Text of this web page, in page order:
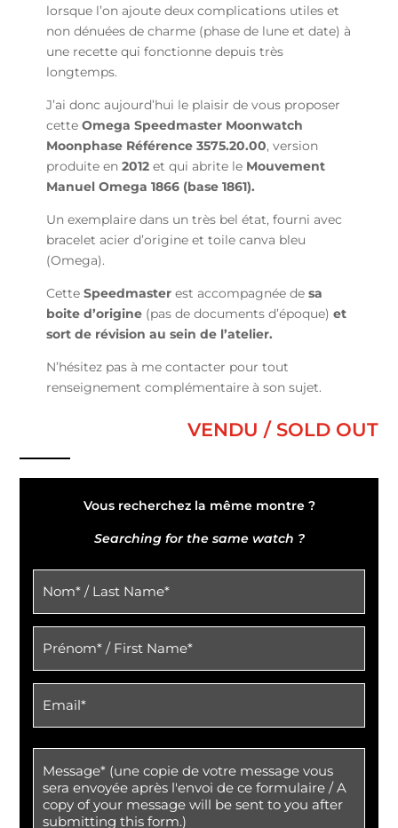
lorsque l’on ajoute deux complications utiles et
non dénuées de charme (phase de lune et date) à
une recette qui fonctionne depuis très
longtemps.
J’ai donc aujourd’hui le plaisir de vous proposer
cette Omega Speedmaster Moonwatch
Moonphase Référence 3575.20.00, version
produite en2012 et qui abrite le Mouvement
Manuel Omega 1866 (base 1861).
Un exemplaire dans un très bel état, fourni avec
bracelet acier d’origine et toile canva bleu
(Omega).
Cette Speedmasterest accompagnée desa
boite d’origine (pas de documents d’époque)et
sort de révision au sein de l’atelier.
N’hésitez pas à me contacter pour tout
renseignement complémentaire à son sujet.
VENDU / SOLD OUT
Vous recherchez la même montre ?
Searching for the same watch ?